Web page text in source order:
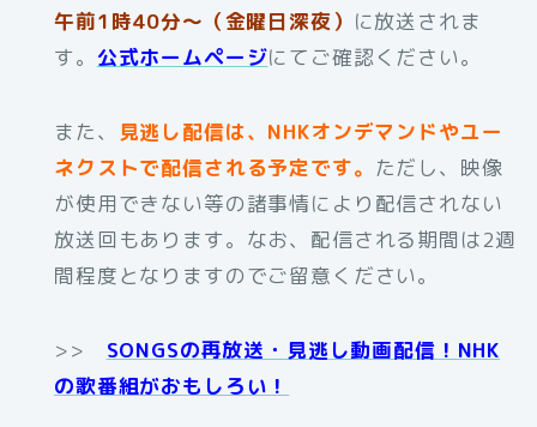
午前1時40分～（金曜日深夜） に放送されま
す。 公式ホームページにてご確認ください。
また、
見逃し配信は、NHKオンデマンドやユー
ネクストで配信される予定です。 ただし、映像
が使用できない等の諸事情により配信されない
放送回もあります。なお、配信される期間は2週
間程度となりますのでご留意ください。
>> SONGSの再放送・見逃し動画配信！NHK
の歌番組がおもしろい！